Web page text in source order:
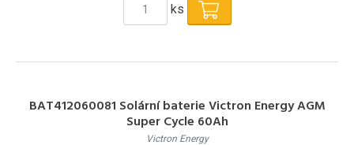
ks
BAT412060081 Solární baterie Victron Energy AGM
Super Cycle 60Ah
Victron Energy